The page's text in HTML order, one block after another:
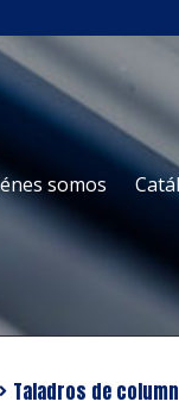
somos
Taladros de